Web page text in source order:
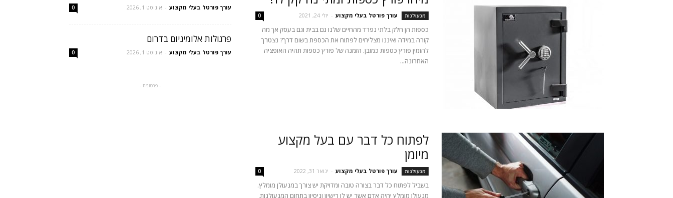
מנעולנות עורך פורטל בעלי מקצוע - יולי 24, 2021 0
כספות הן חלק בלתי נפרד מהחיים שלנו גם בבית וגם בעסק אך מה
קורה במידה ואיננו מצליחים לפתוח את הכספת בשום דרך? נצטרך
להזמין פורץ כספות כמובן. הזמנה של פורץ כספות תהיה האופציה
האחרונה...
לפתוח כל דבר עם בעל מקצוע
מיומן
מנעולנות עורך פורטל בעלי מקצוע - ינואר 31, 2022 0
בשביל לפתוח כל דבר בצורה טובה ומדויקת יש צורך במנעולן מומלץ.
מנעולן מומלץ יהיה אדם אשר יש לו רישיון וניסיון בתחום המנעולנות,
עורך פורטל בעלי מקצוע - אוגוסט 1, 2026 0
פרגולות אלומיניום בדרום
עורך פורטל בעלי מקצוע - אוגוסט 1, 2026 0
- פרסומת -